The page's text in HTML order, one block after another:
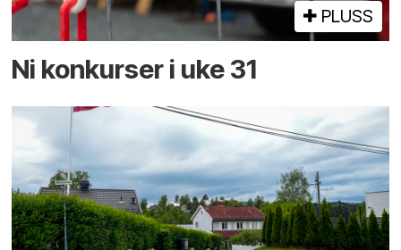
PLUSS
Ni konkurser i uke 31